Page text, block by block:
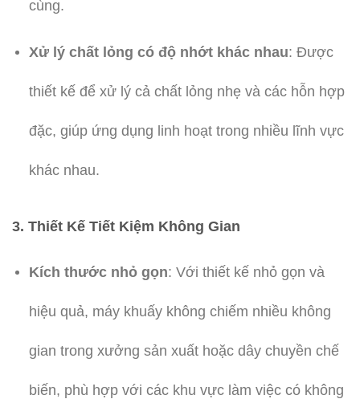
cùng.
Xử lý chất lỏng có độ nhớt khác nhau: Được
thiết kế để xử lý cả chất lỏng nhẹ và các hỗn hợp
đặc, giúp ứng dụng linh hoạt trong nhiều lĩnh vực
khác nhau.
3. Thiết Kế Tiết Kiệm Không Gian
Kích thước nhỏ gọn: Với thiết kế nhỏ gọn và
hiệu quả, máy khuấy không chiếm nhiều không
gian trong xưởng sản xuất hoặc dây chuyền chế
biến, phù hợp với các khu vực làm việc có không